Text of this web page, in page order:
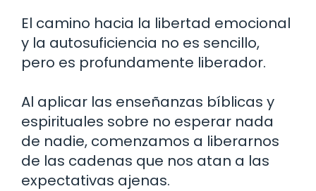
El camino hacia la libertad emocional
y la autosuficiencia no es sencillo,
pero es profundamente liberador.
Al aplicar las enseñanzas bíblicas y
espirituales sobre no esperar nada
de nadie, comenzamos a liberarnos
de las cadenas que nos atan a las
expectativas ajenas.